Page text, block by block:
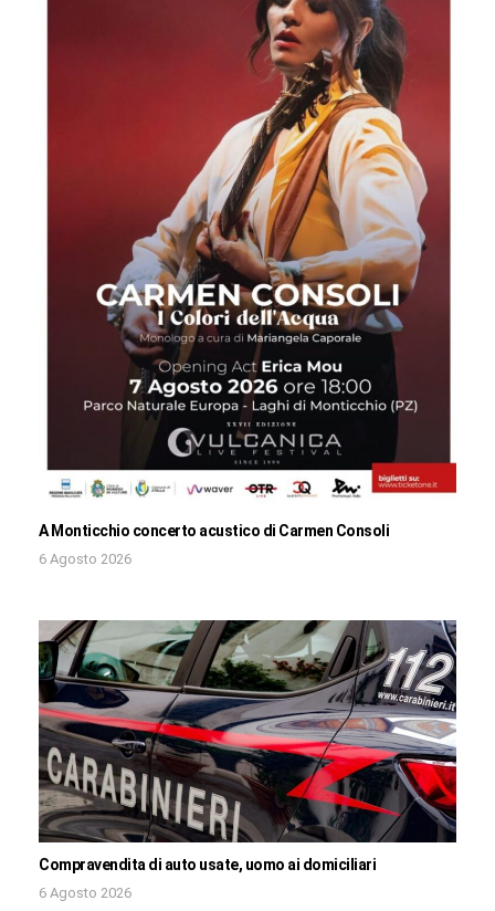
A Monticchio concerto acustico di Carmen Consoli
6 Agosto 2026
Compravendita di auto usate, uomo ai domiciliari
6 Agosto 2026